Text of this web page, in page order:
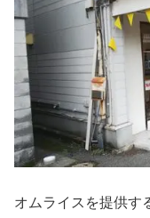
オムライスを提供す